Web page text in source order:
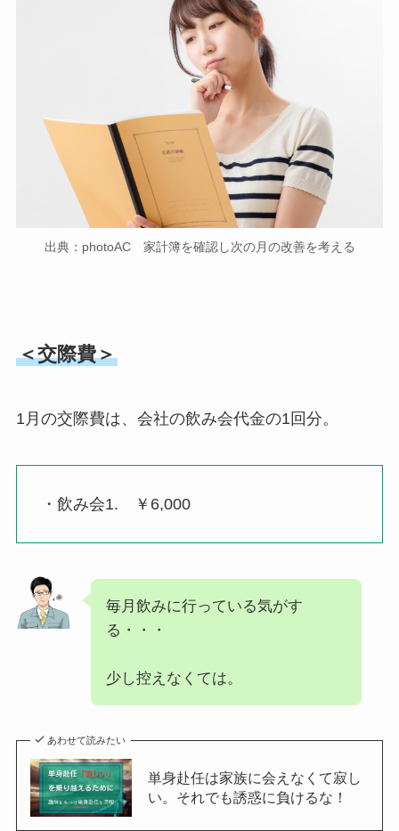
出典：photoAC 家計簿を確認し次の月の改善を考える
＜交際費＞
1月の交際費は、会社の飲み会代金の1回分。
・飲み会1. ￥6,000
毎月飲みに行っている気がす
る・・・
少し控えなくては。
あわせて読みたい
単身赴任は家族に会えなくて寂し
い。それでも誘惑に負けるな！